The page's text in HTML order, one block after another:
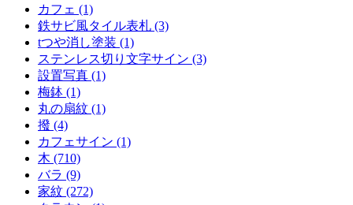
カフェ (1)
鉄サビ風タイル表札 (3)
tつや消し塗装 (1)
ステンレス切り文字サイン (3)
設置写真 (1)
梅鉢 (1)
丸の扇紋 (1)
撥 (4)
カフェサイン (1)
木 (710)
バラ (9)
家紋 (272)